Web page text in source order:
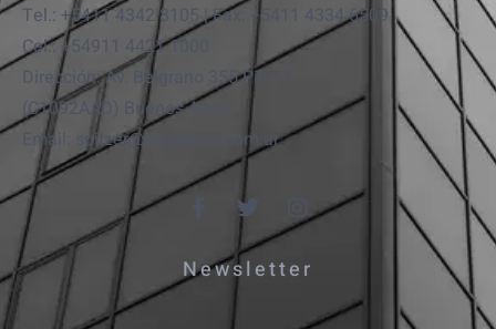
Tel.: +5411 4342 8105 | Fax: +5411 4334 6509
Cel.: +54911 4421 1000
Dirección: Av. Belgrano 355 Piso 7.
(C1092AAD) Buenos Aires
Email: spitzer@ingspitzer.com.ar
Newsletter